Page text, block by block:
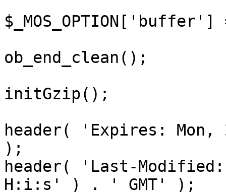
ob_end_clean();
initGzip();
header( 'Expires: Mon,
);
header( 'Last-
H:i:s' ) . ' GMT' );